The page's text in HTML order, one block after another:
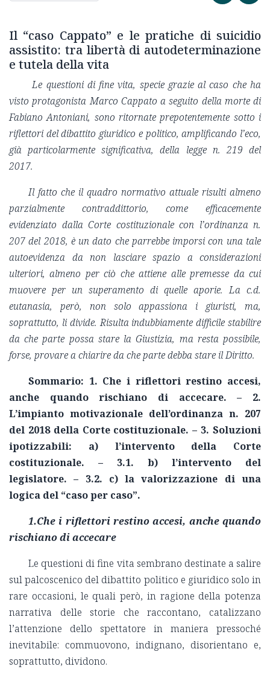
Il “caso Cappato” e le pratiche di suicidio
assistito: tra libertà di autodeterminazione
e tutela della vita
Le questioni di fine vita, specie grazie al caso che ha
visto protagonista Marco Cappato a seguito della morte di
Fabiano Antoniani, sono ritornate prepotentemente sotto i
riflettori del dibattito giuridico e politico, amplificando l’eco,
già particolarmente significativa, della legge n. 219 del
2017.
Il fatto che il quadro normativo attuale risulti almeno
parzialmente contraddittorio, come efficacemente
evidenziato dalla Corte costituzionale con l’ordinanza n.
207 del 2018, è un dato che parrebbe imporsi con una tale
autoevidenza da non lasciare spazio a considerazioni
ulteriori, almeno per ciò che attiene alle premesse da cui
muovere per un superamento di quelle aporie. La c.d.
eutanasia, però, non solo appassiona i giuristi, ma,
soprattutto, li divide. Risulta indubbiamente difficile stabilire
da che parte possa stare la Giustizia, ma resta possibile,
forse, provare a chiarire da che parte debba stare il Diritto.
Sommario: 1. Che i riflettori restino accesi,
anche quando rischiano di accecare. – 2.
L’impianto motivazionale dell’ordinanza n. 207
del 2018 della Corte costituzionale. – 3. Soluzioni
ipotizzabili: a) l’intervento della Corte
costituzionale. – 3.1. b) l’intervento del
legislatore. – 3.2. c) la valorizzazione di una
logica del “caso per caso”.
1.Che i riflettori restino accesi, anche quando
rischiano di accecare
Le questioni di fine vita sembrano destinate a salire
sul palcoscenico del dibattito politico e giuridico solo in
rare occasioni, le quali però, in ragione della potenza
narrativa delle storie che raccontano, catalizzano
l’attenzione dello spettatore in maniera pressoché
inevitabile: commuovono, indignano, disorientano e,
soprattutto, dividono.